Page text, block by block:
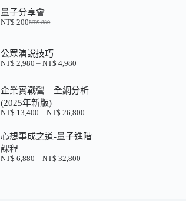
量子分享會
NT$880
原
價
格：
NT$ 200
目
價
格：
公眾演說技巧
NT$ 2,980 – NT$ 4,980
範
圍：
到
企業實戰營｜全網分析
(2025年新版)
NT$ 13,400 – NT$ 26,800
範
心想事成之道-量子進階
課程
NT$ 6,880 – NT$ 32,800